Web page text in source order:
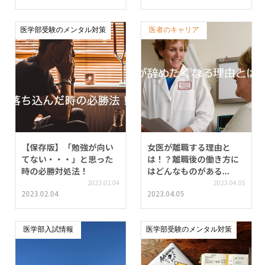
医学部受験のメンタル対策
【保存版】「勉強が向い
てない・・・」と思った
時の必勝対処法！
2023.02.04
2023.02.04
医者のキャリア
女医が離職する理由と
は！？離職後の働き方に
はどんなものがある...
2023.04.05
2023.04.05
医学部入試情報 医学部受験のメンタル対策